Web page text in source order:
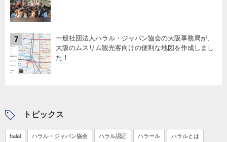
7
一般社団法人ハラル・ジャパン協会の大阪事務局が、
大阪のムスリム観光客向けの便利な地図を作成しまし
た！
トピックス
halal ハラル・ジャパン協会 ハラル認証 ハラール ハラルとは